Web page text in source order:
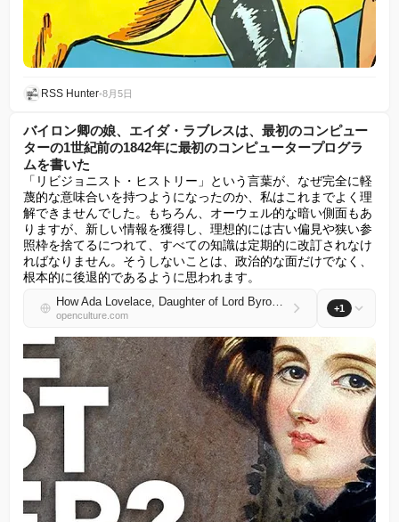
RSS Hunter•8月5日
バイロン卿の娘、エイダ・ラブレスは、最初のコンピュー
ターの1世紀前の1842年に最初のコンピュータープログラ
ムを書いた
「リビジョニスト・ヒストリー」という言葉が、なぜ完全に軽
蔑的な意味合いを持つようになったのか、私はこれまでよく理
解できませんでした。もちろん、オーウェル的な暗い側面もあ
りますが、新しい情報を獲得し、理想的には古い偏見や狭い参
照枠を捨てるにつれて、すべての知識は定期的に改訂されなけ
ればなりません。そうしないことは、政治的な面だけでなく、
根本的に後退的であるように思われます。
How Ada Lovelace, Daughter of Lord Byron, Wrote the First Computer Program in 1842–a Century Before the First Computer
openculture.com
+1